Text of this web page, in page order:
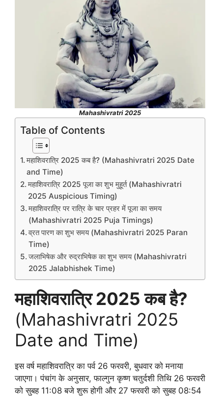
Mahashivratri 2025
Table of Contents
महाशिवरात्रि 2025 कब है? (Mahashivratri 2025 Date
and Time)
महाशिवरात्रि 2025 पूजा का शुभ मुहूर्त (Mahashivratri
2025 Auspicious Timing)
महाशिवरात्रि पर रात्रि के चार प्रहर में पूजा का समय
(Mahashivratri 2025 Puja Timings)
व्रत पारण का शुभ समय (Mahashivratri 2025 Paran
Time)
जलाभिषेक और रुद्राभिषेक का शुभ समय (Mahashivratri
2025 Jalabhishek Time)
महाशिवरात्रि 2025 कब है?
(Mahashivratri 2025
Date and Time)
इस वर्ष महाशिवरात्रि का पर्व 26 फरवरी, बुधवार को मनाया
जाएगा। पंचांग के अनुसार, फाल्गुन कृष्ण चतुर्दशी तिथि 26 फरवरी
को सुबह 11:08 बजे शुरू होगी और 27 फरवरी को सुबह 08:54